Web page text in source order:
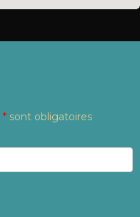
* sont obligatoires